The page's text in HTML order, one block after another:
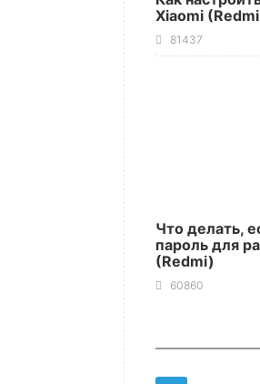
Xiaomi
81437
Что делать,
пароль для
(Redmi)
60860